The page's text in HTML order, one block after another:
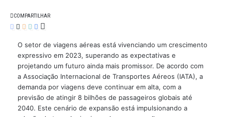
COMPARTILHAR
O setor de viagens aéreas está vivenciando um crescimento
expressivo em 2023, superando as expectativas e
projetando um futuro ainda mais promissor. De acordo com
a Associação Internacional de Transportes Aéreos (IATA), a
demanda por viagens deve continuar em alta, com a
previsão de atingir 8 bilhões de passageiros globais até
2040. Este cenário de expansão está impulsionando a